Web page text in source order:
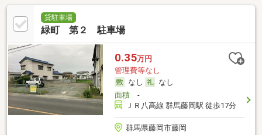
貸駐車場
緑町 第２ 駐車場
0.35万円
管理費等なし
なし
なし
面積-
ＪＲ八高線 群馬藤岡駅 徒歩17分
群馬県藤岡市藤岡